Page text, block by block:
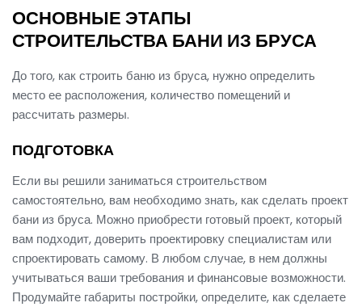
ОСНОВНЫЕ ЭТАПЫ
СТРОИТЕЛЬСТВА БАНИ ИЗ БРУСА
До того, как строить баню из бруса, нужно определить
место ее расположения, количество помещений и
рассчитать размеры.
ПОДГОТОВКА
Если вы решили заниматься строительством
самостоятельно, вам необходимо знать, как сделать проект
бани из бруса. Можно приобрести готовый проект, который
вам подходит, доверить проектировку специалистам или
спроектировать самому. В любом случае, в нем должны
учитываться ваши требования и финансовые возможности.
Продумайте габариты постройки, определите, как сделаете